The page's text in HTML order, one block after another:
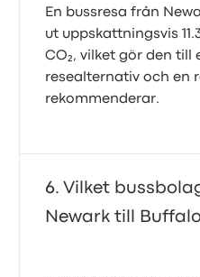
En bussresa från
ut uppskattningsvis
CO₂, vilket gör den
resealternativ och en
rekommenderar.
Vilket
Newark till